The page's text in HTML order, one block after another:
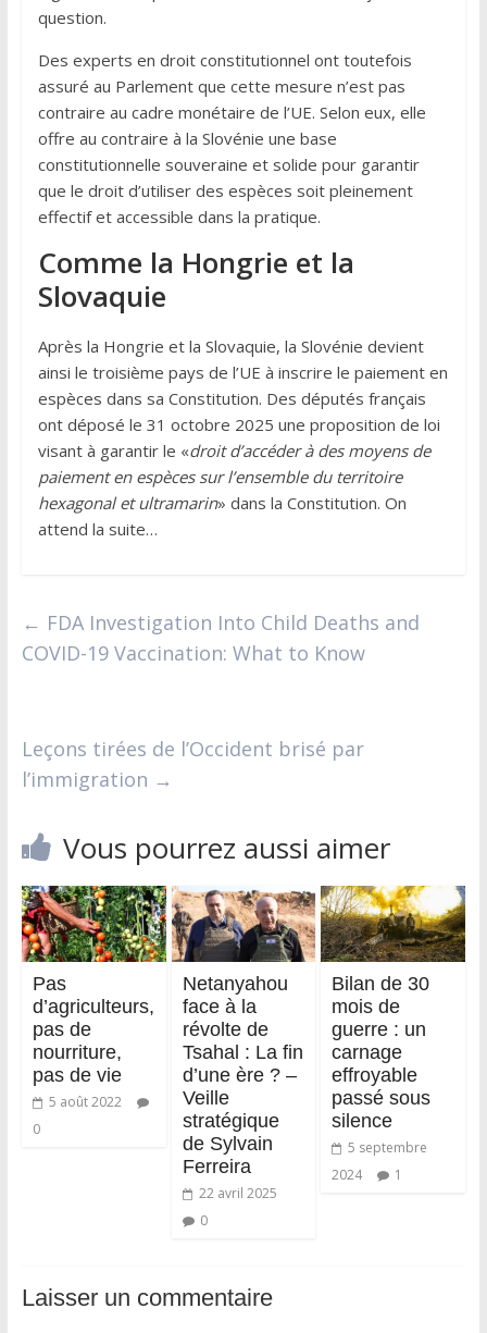
question.
Des experts en droit constitutionnel ont toutefois
assuré au Parlement que cette mesure n’est pas
contraire au cadre monétaire de l’UE. Selon eux, elle
offre au contraire à la Slovénie une base
constitutionnelle souveraine et solide pour garantir
que le droit d’utiliser des espèces soit pleinement
effectif et accessible dans la pratique.
Comme la Hongrie et la
Slovaquie
Après la Hongrie et la Slovaquie, la Slovénie devient
ainsi le troisième pays de l’UE à inscrire le paiement en
espèces dans sa Constitution. Des députés français
ont déposé le 31 octobre 2025 une proposition de loi
visant à garantir le «droit d’accéder à des moyens de
paiement en espèces sur l’ensemble du territoire
hexagonal et ultramarin» dans la Constitution. On
attend la suite…
← FDA Investigation Into Child Deaths and
COVID-19 Vaccination: What to Know
Leçons tirées de l’Occident brisé par
l’immigration →
Vous pourrez aussi aimer
Pas
d’agriculteurs,
pas de
nourriture,
pas de vie
5 août 2022
0
Netanyahou
face à la
révolte de
Tsahal : La fin
d’une ère ? –
Veille
stratégique
de Sylvain
Ferreira
22 avril 2025
0
Bilan de 30
mois de
guerre : un
carnage
effroyable
passé sous
silence
5 septembre
2024
1
Laisser un commentaire